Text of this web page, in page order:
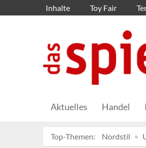
Inhalte Toy Fair
Aktuelles Handel
Top-Themen: Nordstil